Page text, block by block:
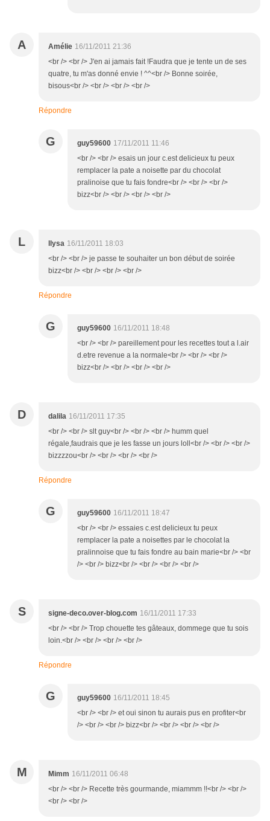
A Amélie 16/11/2011 21:36
<br /> <br /> J'en ai jamais fait !Faudra que je tente un de ses
quatre, tu m'as donné envie ! ^^<br /> Bonne soirée,
bisous<br /> <br /> <br /> <br />
Répondre
G guy59600 17/11/2011 11:46
<br /> <br /> esais un jour c.est delicieux tu peux
remplacer la pate a noisette par du chocolat
pralinoise que tu fais fondre<br /> <br /> <br />
bizz<br /> <br /> <br /> <br />
L llysa 16/11/2011 18:03
<br /> <br /> je passe te souhaiter un bon début de soirée
bizz<br /> <br /> <br /> <br />
Répondre
G guy59600 16/11/2011 18:48
<br /> <br /> pareillement pour les recettes tout a l.air
d.etre revenue a la normale<br /> <br /> <br />
bizz<br /> <br /> <br /> <br />
D dalila 16/11/2011 17:35
<br /> <br /> slt guy<br /> <br /> <br /> humm quel
régale,faudrais que je les fasse un jours loll<br /> <br /> <br />
bizzzzou<br /> <br /> <br /> <br />
Répondre
G guy59600 16/11/2011 18:47
<br /> <br /> essaies c.est delicieux tu peux
remplacer la pate a noisettes par le chocolat la
pralinnoise que tu fais fondre au bain marie<br /> <br
/> <br /> bizz<br /> <br /> <br /> <br />
S signe-deco.over-blog.com 16/11/2011 17:33
<br /> <br /> Trop chouette tes gâteaux, dommege que tu sois
loin.<br /> <br /> <br /> <br />
Répondre
G guy59600 16/11/2011 18:45
<br /> <br /> et oui sinon tu aurais pus en profiter<br
/> <br /> <br /> bizz<br /> <br /> <br /> <br />
M Mimm 16/11/2011 06:48
<br /> <br /> Recette très gourmande, miammm !!<br /> <br />
<br /> <br />